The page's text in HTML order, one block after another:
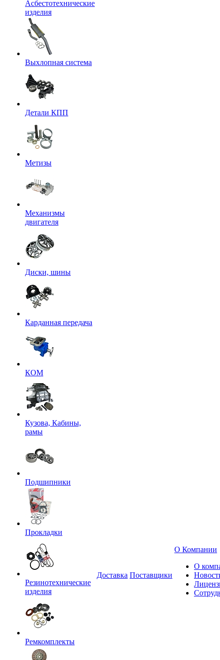
Асбестотехнические
изделия
Выхлопная система
Детали КПП
Метизы
Механизмы
двигателя
Диски, шины
Карданная передача
КОМ
Кузова, Кабины,
рамы
Подшипники
Прокладки
Резинотехнические
изделия
Ремкомплекты
Доставка Поставщики
О Компании
О